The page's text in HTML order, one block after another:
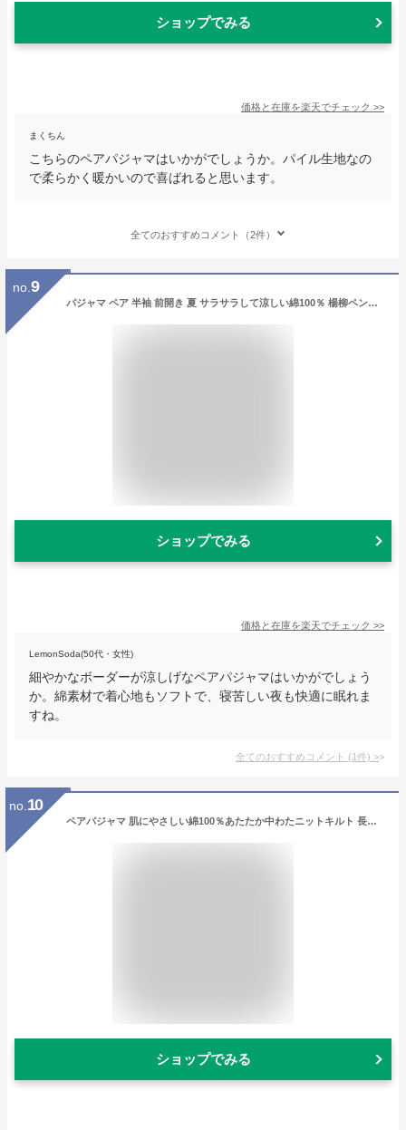
ショップでみる
価格と在庫を楽天でチェック >>
まくちん
こちらのペアパジャマはいかがでしょうか。パイル生地なの
で柔らかく暖かいので喜ばれると思います。
全てのおすすめコメント（2件）
no. 9
パジャマ ペア 半袖 前開き 夏 サラサラして涼しい綿100％ 楊柳ペンシルボーダー ナイトウェア ルームウェア レディース メンズ 父の日 母の日 ギフト 結婚祝い 記念日
ショップでみる
価格と在庫を楽天でチェック >>
LemonSoda(50代・女性)
細やかなボーダーが涼しげなペアパジャマはいかがでしょう
か。綿素材で着心地もソフトで、寝苦しい夜も快適に眠れま
すね。
全てのおすすめコメント (1件) >
no. 10
ペアパジャマ 肌にやさしい綿100％あたたか中わたニットキルト 長袖 冬向き【メンズパジャマ】【レディースパジャマ】【カップル】【ギフト・プレゼント】【結婚祝い】【ルームウェア】【クリスマスギフト】
ショップでみる